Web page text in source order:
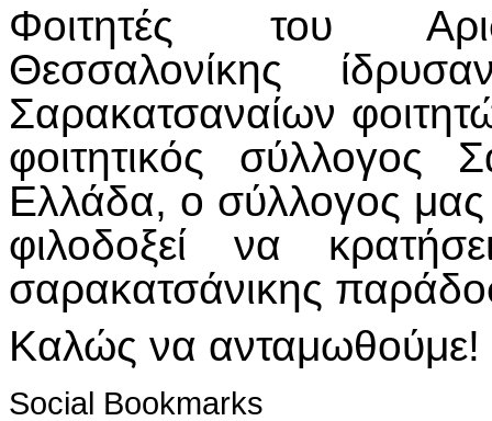
Φοιτητές του
Θεσσαλονίκης
Σαρακατσαναίων
φοιτητικός σύλλογος
Ελλάδα, ο σύλλογος
φιλοδοξεί να
σαρακατσάνικης
Καλώς να ανταμωθούμε!
Social Bookmarks